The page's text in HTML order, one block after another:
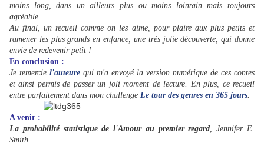
moins long, dans un ailleurs plus ou moins lointain mais toujours
agréable.
Au final, un recueil comme on les aime, pour plaire aux plus petits et
ramener les plus grands en enfance, une très jolie découverte, qui donne
envie de redevenir petit !
En conclusion :
Je remercie l'auteure qui m'a envoyé la version numérique de ces contes
et ainsi permis de passer un joli moment de lecture. En plus, ce recueil
entre parfaitement dans mon challenge Le tour des genres en 365 jours.
A venir :
La probabilité statistique de l'Amour au premier regard, Jennifer E.
Smith